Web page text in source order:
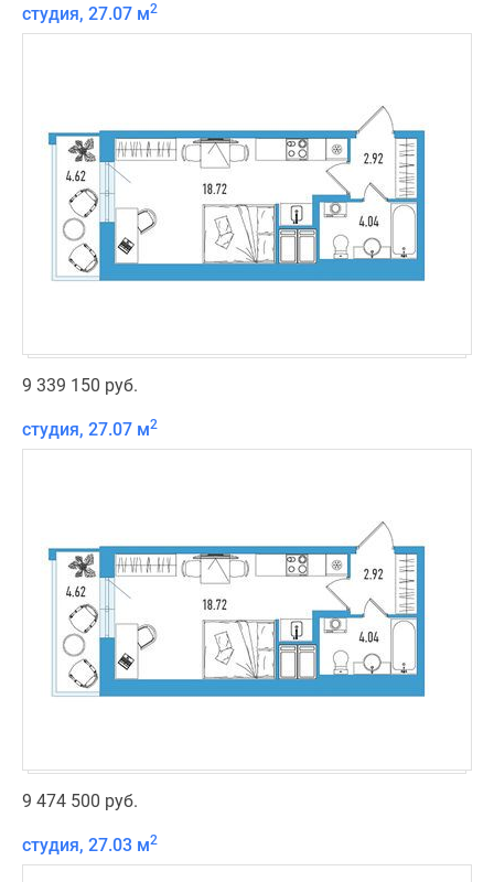
студия, 27.07 м2
9 339 150 руб.
студия, 27.07 м2
9 474 500 руб.
студия, 27.03 м2